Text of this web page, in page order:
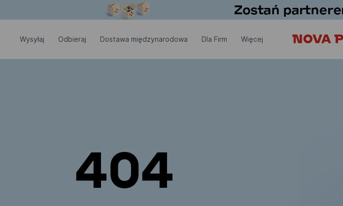
Wysyłaj Odbieraj Dostawa międzynarodowa Dla Firm Więcej
404
Okno modalne zostało otwarte